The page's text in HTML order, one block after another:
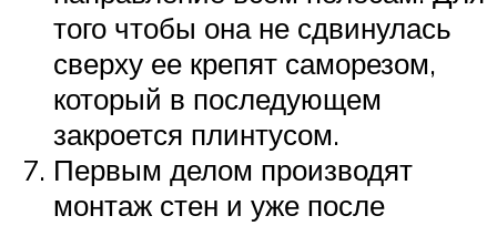
того чтобы она не сдвинулась
сверху ее крепят саморезом,
который в последующем
закроется плинтусом.
Первым делом производят
монтаж стен и уже после